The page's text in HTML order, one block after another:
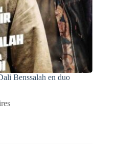
Benssalah en duo